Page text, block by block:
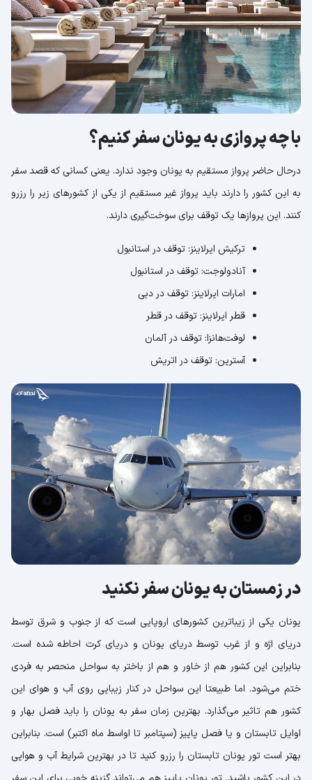
با چه پروازی به یونان سفر کنیم؟
درحال حاضر پرواز مستقیم به یونان وجود ندارد. یعنی کسانی که قصد سفر
به این کشور را دارند باید پرواز غیر مستقیم از یکی از کشورهای زیر را رزرو
کنند. این پروازها یک توقف برای سوخت‌گیری دارند.
ترکیش ایرلاینز: توقف در استانبول
آنادولوجت: توقف در استانبول
امارات ایرلاینز: توقف در دبی
قطر ایرلاینز: توقف در قطر
لوفت‌هانزا: توقف در آلمان
آسترین: توقف در اتریش
در زمستان به یونان سفر نکنید
یونان یکی از زیباترین کشورهای اروپایی است که از جنوب و شرق توسط
دریای اژه و از غرب توسط دریای یونان و دریای کرت احاطه شده است.
بنابراین این کشور هم از خاور و هم از باختر به سواحل منحصر به فردی
ختم می‌شود. اما طبیعتا این سواحل در کنار زیبایی روی آب و هوای این
کشور هم تاثیر می‌گذارد. بهترین زمان سفر به یونان را باید فصل بهار و
اوایل تابستان و یا فصل پاییز (سپتامبر تا اواسط ماه اکتبر) است. بنابراین
بهتر است تور یونان تابستان را رزرو کنید تا در بهترین شرایط آب و هوایی